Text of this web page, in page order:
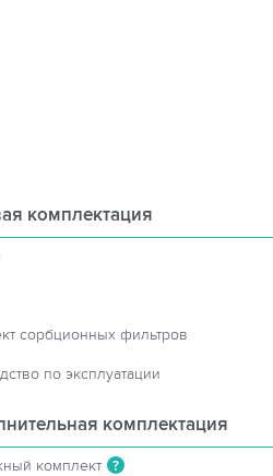
комплектация
сорбционных фильтров
по эксплуатации
комплектация
комплект ?